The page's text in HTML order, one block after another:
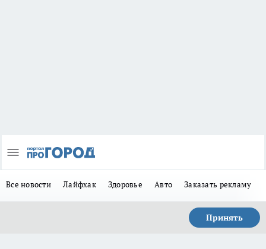
Все новости Лайфхак Здоровье Авто Заказать рекламу
Принять